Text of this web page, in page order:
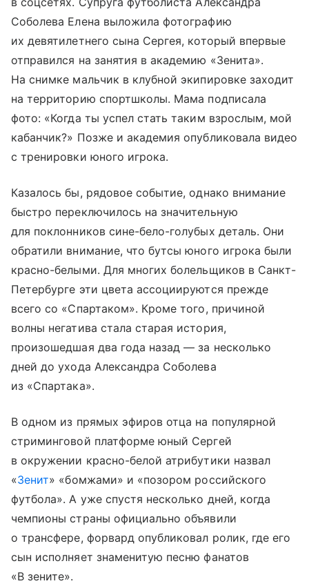
Соболева Елена выложила фотографию
их девятилетнего сына Сергея, который впервые
отправился на занятия в академию «Зенита».
На снимке мальчик в клубной экипировке заходит
на территорию спортшколы. Мама подписала
фото: «Когда ты успел стать таким взрослым, мой
кабанчик?» Позже и академия опубликовала видео
с тренировки юного игрока.
Казалось бы, рядовое событие, однако внимание
быстро переключилось на значительную
для поклонников сине-бело-голубых деталь. Они
обратили внимание, что бутсы юного игрока были
красно-белыми. Для многих болельщиков в Санкт-
Петербурге эти цвета ассоциируются прежде
всего со «Спартаком». Кроме того, причиной
волны негатива стала старая история,
произошедшая два года назад — за несколько
дней до ухода Александра Соболева
из «Спартака».
В одном из прямых эфиров отца на популярной
стриминговой платформе юный Сергей
в окружении красно-белой атрибутики назвал
«Зенит» «бомжами» и «позором российского
футбола». А уже спустя несколько дней, когда
чемпионы страны официально объявили
о трансфере, форвард опубликовал ролик, где его
сын исполняет знаменитую песню фанатов
«В зените».